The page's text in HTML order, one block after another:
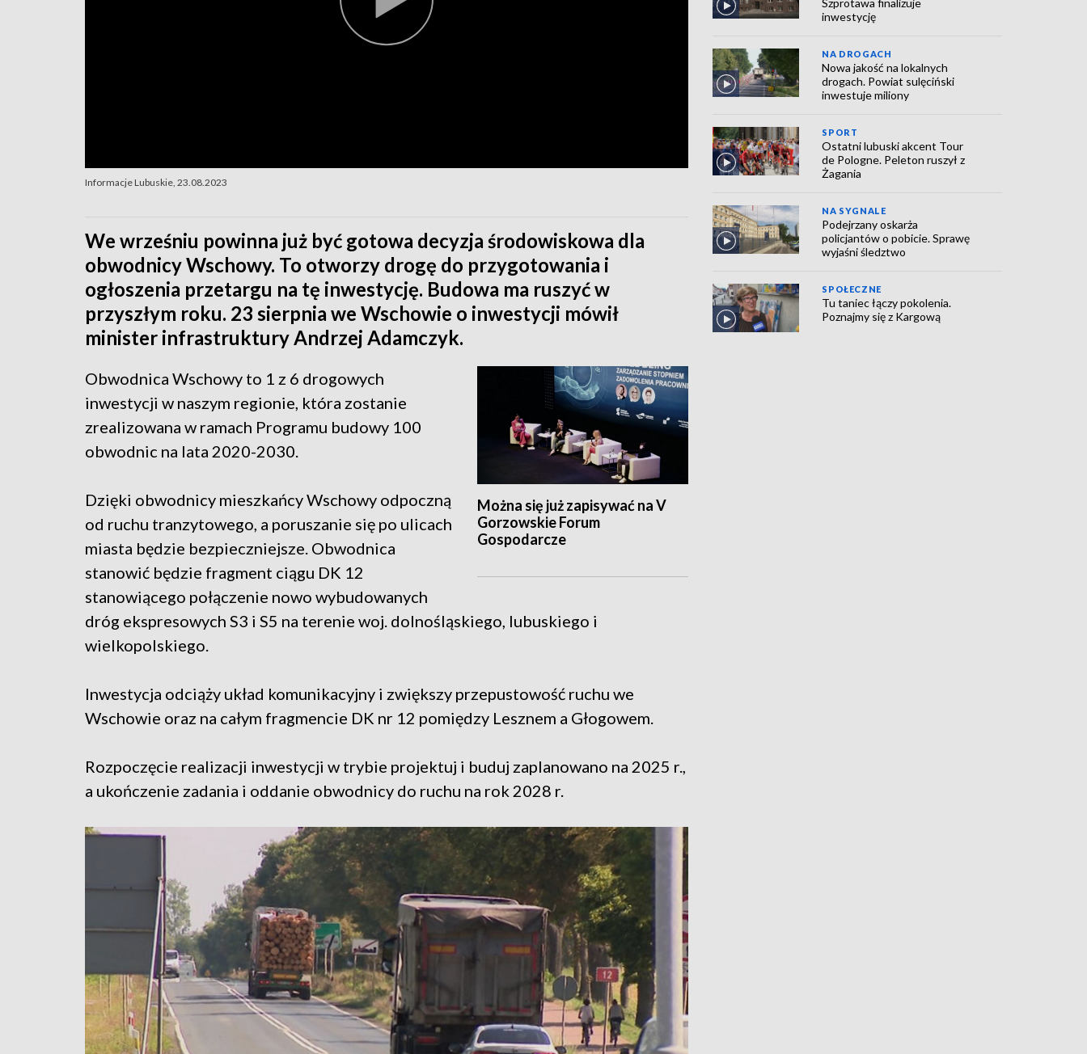
Informacje Lubuskie, 23.08.2023
We wrześniu powinna już być gotowa decyzja środowiskowa dla
obwodnicy Wschowy. To otworzy drogę do przygotowania i
ogłoszenia przetargu na tę inwestycję. Budowa ma ruszyć w
przyszłym roku. 23 sierpnia we Wschowie o inwestycji mówił
minister infrastruktury Andrzej Adamczyk.
Można się już zapisywać na V
Gorzowskie Forum
Gospodarcze
Obwodnica Wschowy to 1 z 6 drogowych
inwestycji w naszym regionie, która zostanie
zrealizowana w ramach Programu budowy 100
obwodnic na lata 2020-2030.
Dzięki obwodnicy mieszkańcy Wschowy odpoczną
od ruchu tranzytowego, a poruszanie się po ulicach
miasta będzie bezpieczniejsze. Obwodnica
stanowić będzie fragment ciągu DK 12
stanowiącego połączenie nowo wybudowanych
dróg ekspresowych S3 i S5 na terenie woj. dolnośląskiego, lubuskiego i
wielkopolskiego.
Inwestycja odciąży układ komunikacyjny i zwiększy przepustowość ruchu we
Wschowie oraz na całym fragmencie DK nr 12 pomiędzy Lesznem a Głogowem.
Rozpoczęcie realizacji inwestycji w trybie projektuj i buduj zaplanowano na 2025 r.,
a ukończenie zadania i oddanie obwodnicy do ruchu na rok 2028 r.
Szprotawa finalizuje
inwestycję
NA DROGACH
Nowa jakość na lokalnych
drogach. Powiat sulęciński
inwestuje miliony
SPORT
Ostatni lubuski akcent Tour
de Pologne. Peleton ruszył z
Żagania
NA SYGNALE
Podejrzany oskarża
policjantów o pobicie. Sprawę
wyjaśni śledztwo
SPOŁECZNE
Tu taniec łączy pokolenia.
Poznajmy się z Kargową